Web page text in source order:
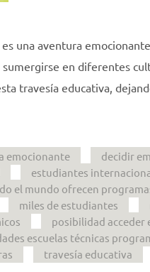
una aventura
en diferentes
travesía educativa,
emocionante decidir
estudiantes
el mundo ofrecen
miles de estudiantes
posibilidad acceder
escuelas técnicas
travesía educativa